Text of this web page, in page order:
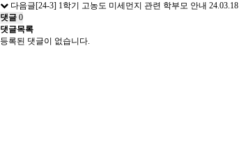
다음글[24-3] 1학기 고농도 미세먼지 관련 학부모 안내 24.03.18
댓글0
댓글목록
등록된 댓글이 없습니다.